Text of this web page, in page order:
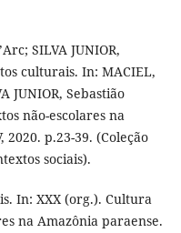
SILVA JUNIOR,
culturais. In: MACIEL,
JUNIOR, Sebastião
não-escolares na
p.23-39. (Coleção
sociais).
In: XXX (org.). Cultura
na Amazônia paraense.